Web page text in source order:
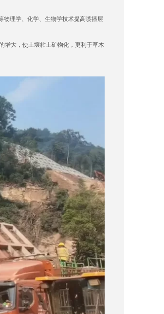
理学、化学、生物学技术提高喷播层
，使土壤粘土矿物化，更利于草木